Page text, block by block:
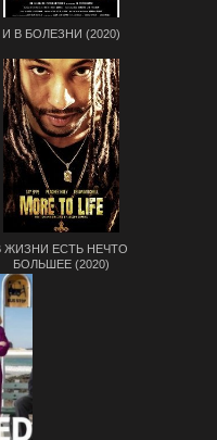
И В БОЛЕЗНИ (2020)
ЖИЗНИ ЕСТЬ НЕЧТО
БОЛЬШЕЕ (2020)